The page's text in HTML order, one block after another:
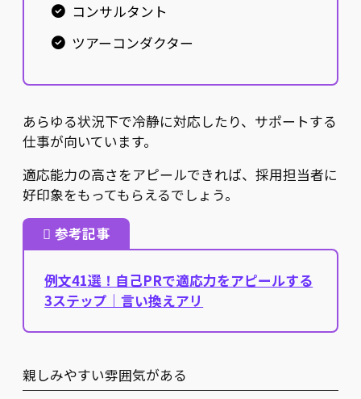
コンサルタント
ツアーコンダクター
あらゆる状況下で冷静に対応したり、サポートする
仕事が向いています。
適応能力の高さをアピールできれば、採用担当者に
好印象をもってもらえるでしょう。
参考記事
例文41選！自己PRで適応力をアピールする
3ステップ｜言い換えアリ
親しみやすい雰囲気がある